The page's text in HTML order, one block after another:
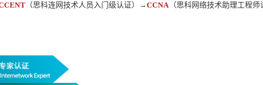
（思科连网技术人员入门级认证）→CCNA （思科网络技术助理工程